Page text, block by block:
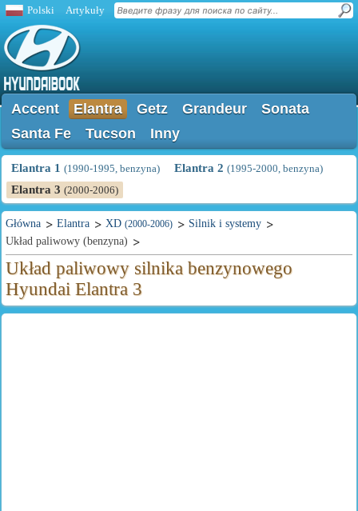
Polski Artykuły
Accent Elantra Getz Grandeur
Sonata
Santa Fe
Tucson Inny
Elantra 1 (1990-1995, benzyna) Elantra 2 (1995-2000, benzyna)
Elantra 3 (2000-2006)
Główna Elantra XD (2000-2006)
Silnik i systemy
Układ paliwowy (benzyna)
Układ paliwowy silnika benzynowego
Hyundai Elantra 3